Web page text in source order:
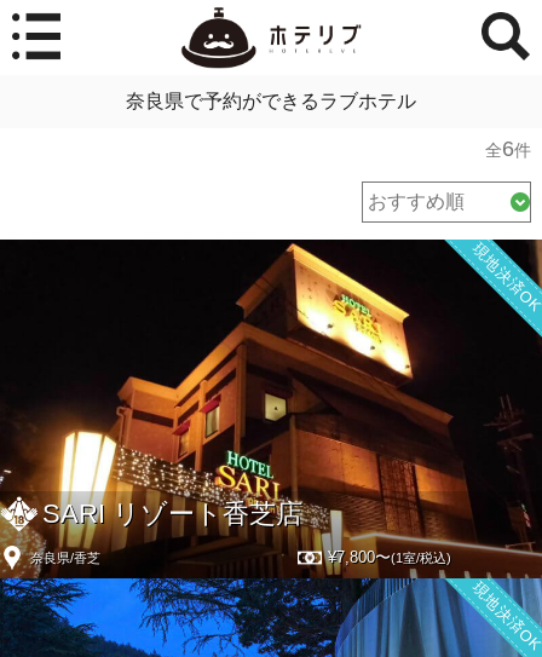
奈良県で予約ができるラブホテル
全6件
SARI リゾート香芝店
奈良県/香芝 ¥7,800〜(1室/税込)
現地決済
現地決済